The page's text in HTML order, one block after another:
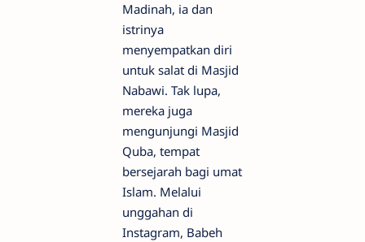
Madinah, ia dan
istrinya
menyempatkan diri
untuk salat di Masjid
Nabawi. Tak lupa,
mereka juga
mengunjungi Masjid
Quba, tempat
bersejarah bagi umat
Islam. Melalui
unggahan di
Instagram, Babeh